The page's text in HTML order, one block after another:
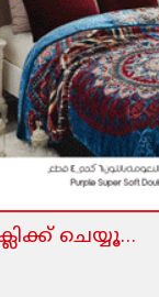
ചെയ്യൂ…